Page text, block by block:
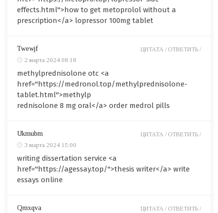
effects.html">how to get metoprolol without a
prescription</a> lopressor 100mg tablet
Twewjf
2 марта 2024 08:18
methylprednisolone otc <a
href="https://medronol.top/methylprednisolone-
tablet.html">methylp
rednisolone 8 mg oral</a> order medrol pills
ЦИТАТА / ОТВЕТИТЬ /
Ukmubm
3 марта 2024 15:00
writing dissertation service <a
href="https://agessay.top/">thesis writer</a> write
essays online
ЦИТАТА / ОТВЕТИТЬ /
Qmxqva
ЦИТАТА / ОТВЕТИТЬ /